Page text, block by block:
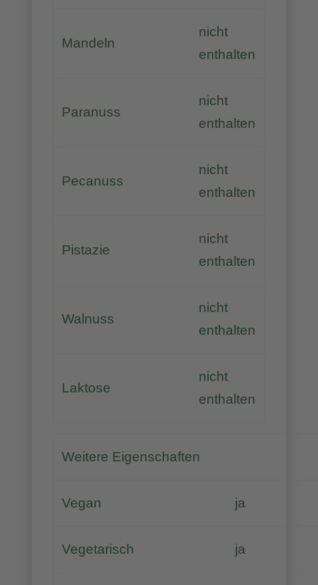
Mandeln
nicht
enthalten
Paranuss
nicht
enthalten
Pecanuss
nicht
enthalten
Pistazie
nicht
enthalten
Walnuss
nicht
enthalten
Laktose
nicht
enthalten
Weitere Eigenschaften
Vegan ja
Vegetarisch ja